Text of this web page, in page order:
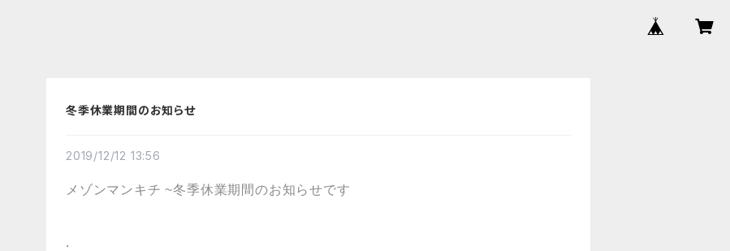
冬季休業期間のお知らせ
2019/12/12 13:56
メゾンマンキチ ~冬季休業期間のお知らせです
.